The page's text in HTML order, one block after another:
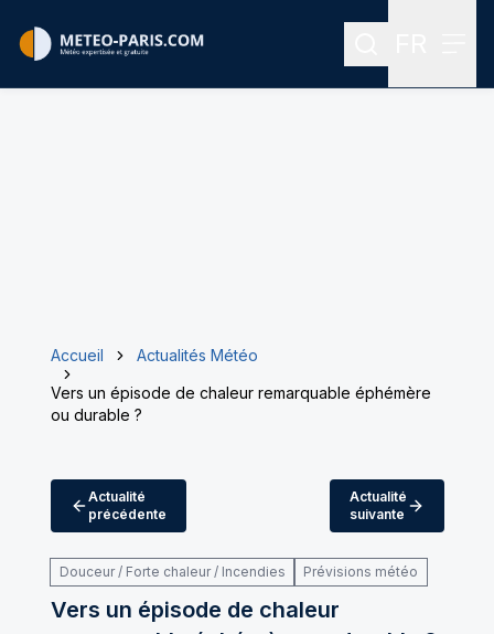
Rechercher
Accueil
Actualités Météo
Vers un épisode de chaleur remarquable éphémère
ou durable ?
Actualité
précédente
Actualité
suivante
Douceur / Forte chaleur / Incendies Prévisions météo
Vers un épisode de chaleur